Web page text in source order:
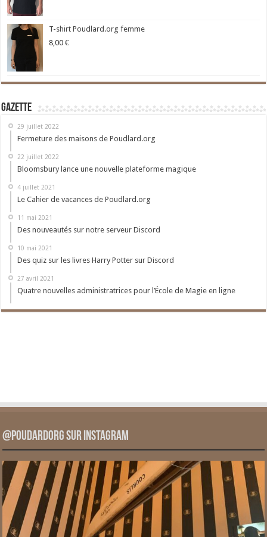
T-shirt Poudlard.org femme
8,00 €
Gazette
29 juillet 2022
Fermeture des maisons de Poudlard.org
22 juillet 2022
Bloomsbury lance une nouvelle plateforme magique
4 juillet 2021
Le Cahier de vacances de Poudlard.org
11 mai 2021
Des nouveautés sur notre serveur Discord
10 mai 2021
Des quiz sur les livres Harry Potter sur Discord
27 avril 2021
Quatre nouvelles administratrices pour l’École de Magie en ligne
@PoudardOrg sur Instagram